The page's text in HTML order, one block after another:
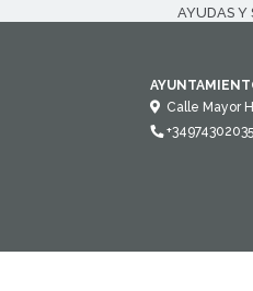
AYUDAS Y
Calle Mayor
+34974302035